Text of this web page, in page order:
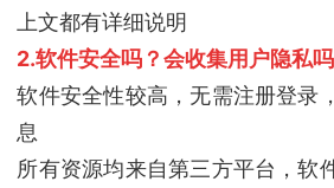
上文都有详细说明
2.软件安全吗？会收集用户隐私吗
软件安全性较高，无需注册登录
息
所有资源均来自第三方平台，软